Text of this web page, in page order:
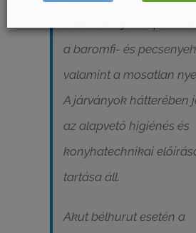
a baromfi- és
valamint a mosatlan
A járványok hátterében
az alapvető higiénés és
konyhatechnikai
tartása áll.
Akut bélhurut esetén a